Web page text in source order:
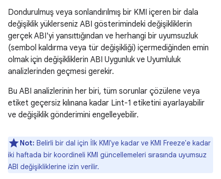
Dondurulmuş veya sonlandırılmış bir KMI içeren bir dala
değişiklik yüklerseniz ABI gösterimindeki değişikliklerin
gerçek ABI'yi yansıttığından ve herhangi bir uyumsuzluk
(sembol kaldırma veya tür değişikliği) içermediğinden emin
olmak için değişikliklerin ABI Uygunluk ve Uyumluluk
analizlerinden geçmesi gerekir.
Bu ABI analizlerinin her biri, tüm sorunlar çözülene veya
etiket geçersiz kılınana kadar Lint-1 etiketini ayarlayabilir
ve değişiklik gönderimini engelleyebilir.
Not: Belirli bir dal için İlk KMI'ye kadar ve KMI Freeze'e kadar
iki haftada bir koordineli KMI güncellemeleri sırasında uyumsuz
ABI değişikliklerine izin verilir.